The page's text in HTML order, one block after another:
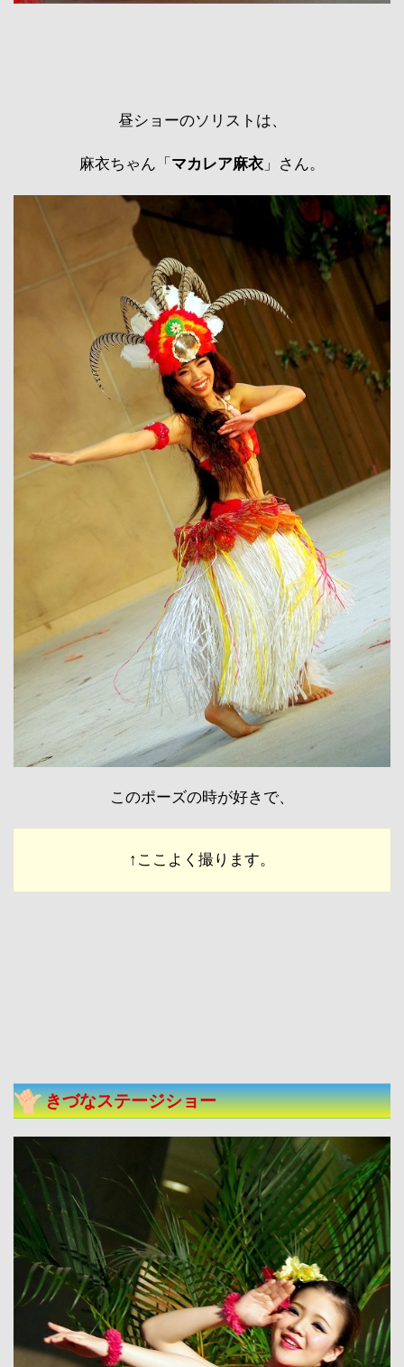
昼ショーのソリストは、
麻衣ちゃん「 マカレア麻衣 」さん。
このポーズの時が好きで、
↑ここよく撮ります。
きづなステージショー